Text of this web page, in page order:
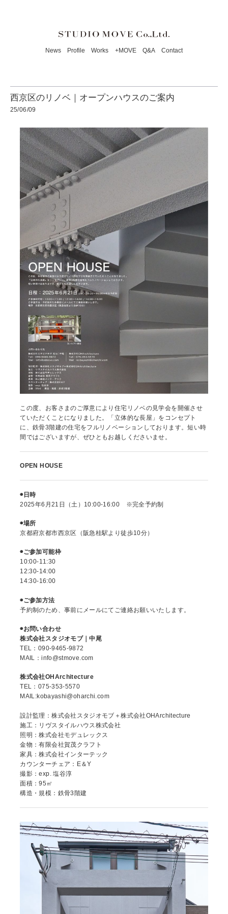
News Profile Works +MOVE Q&A Contact
西京区のリノベ｜オープンハウスのご案内
25/06/09
この度、お客さまのご厚意により住宅リノベの見学会を開催させ
ていただくことになりました。「立体的な長屋」をコンセプト
に、鉄骨3階建の住宅をフルリノベーションしております。短い時
間ではございますが、ぜひともお越しくださいませ。
OPEN HOUSE
◉日時
2025年6月21日（土）10:00-16:00 ※完全予約制
◉場所
京都府京都市西京区（阪急桂駅より徒歩10分）
◉ご参加可能枠
10:00-11:30
12:30-14:00
14:30-16:00
◉ご参加方法
予約制のため、事前にメールにてご連絡お願いいたします。
◉お問い合わせ
株式会社スタジオモブ｜中尾
TEL：090-9465-9872
MAIL：info@stmove.com
株式会社OHArchitecture
TEL：075-353-5570
MAIL:kobayashi@oharchi.com
設計監理：株式会社スタジオモブ＋株式会社OHArchitecture
施工：リヴスタイルハウス株式会社
照明：株式会社モデュレックス
金物：有限会社賀茂クラフト
家具：株式会社インターテック
カウンターチェア：E＆Y
撮影：exp. 塩谷淳
面積：95㎡
構造・規模：鉄骨3階建